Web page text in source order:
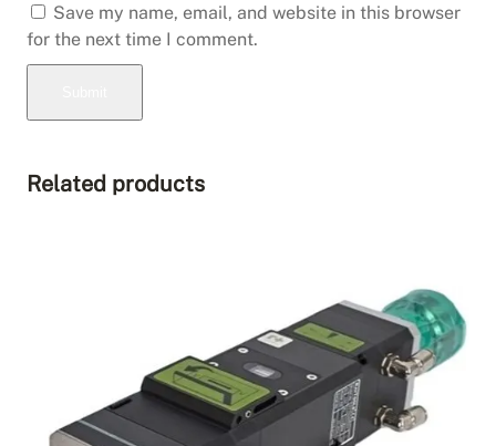
Save my name, email, and website in this browser
for the next time I comment.
Related products